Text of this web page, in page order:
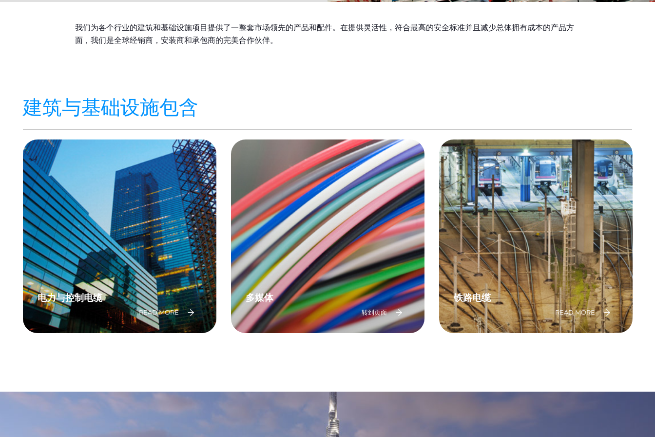
我们为各个行业的建筑和基础设施项目提供了一整套市场领先的产品和配件。在提供灵活性，符合最高的安全标准并且减少总体拥有成本的产品方
面，我们是全球经销商，安装商和承包商的完美合作伙伴。
建筑与基础设施包含
电力与控制电缆
READ MORE
多媒体
转到页面
铁路电缆
READ MORE